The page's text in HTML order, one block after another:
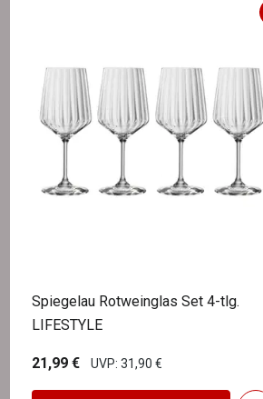
Spiegelau Rotweinglas Set 4-tlg.
LIFESTYLE
21,99 € UVP: 31,90 €